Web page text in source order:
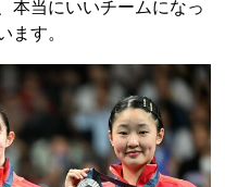
本当にいいチームになっ
ます。